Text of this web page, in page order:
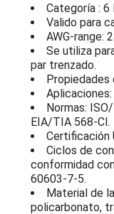
Categoría : 6
Valido para
AWG-range:
Se utiliza
par trenzado.
Propiedades
Normas:
EIA/TIA 568-Cl.
Certificación
Ciclos de
conformidad
60603-7-5.
Material de
policarbonato,